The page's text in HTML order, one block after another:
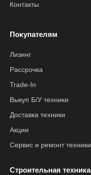
Контакты
Покупателям
Лизинг
Рассрочка
Trade-In
Выкуп Б/У техники
Доставка техники
Акции
Сервис и ремонт техники
Строительная техника